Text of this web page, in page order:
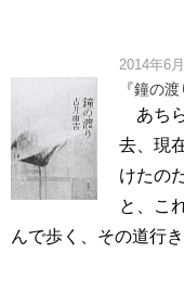
2014年6
『鐘の
あち
去、現
けたの
と、こ
んで歩く、その道行